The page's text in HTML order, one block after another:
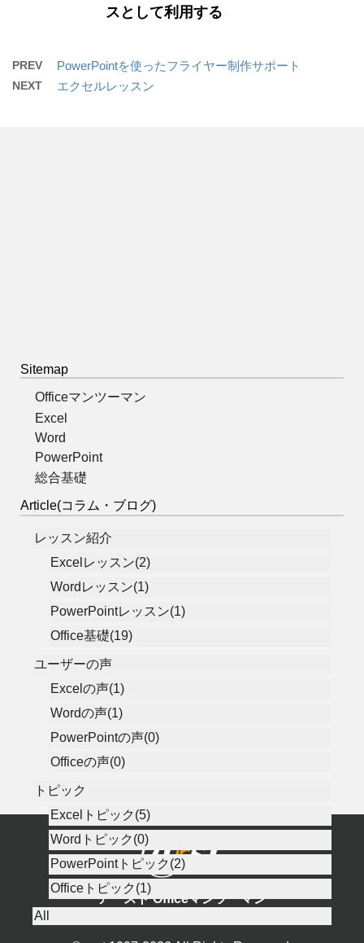
スとして利用する
PREV PowerPointを使ったフライヤー制作サポート
NEXT エクセルレッスン
Sitemap
Officeマンツーマン
Excel
Word
PowerPoint
総合基礎
Article(コラム・ブログ)
レッスン紹介
Excelレッスン(2)
Wordレッスン(1)
PowerPointレッスン(1)
Office基礎(19)
ユーザーの声
Excelの声(1)
Wordの声(1)
PowerPointの声(0)
Officeの声(0)
トピック
Excelトピック(5)
Wordトピック(0)
PowerPointトピック(2)
Officeトピック(1)
All
アースト Officeマンツーマン